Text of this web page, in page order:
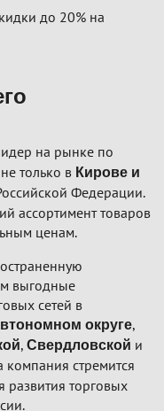
до 20% на
на рынке по
только в Кирове и
Федерации.
ассортимент товаров
ценам.
выгодные
сетей в
округе,
, Свердловской и
компания стремится
развития торговых